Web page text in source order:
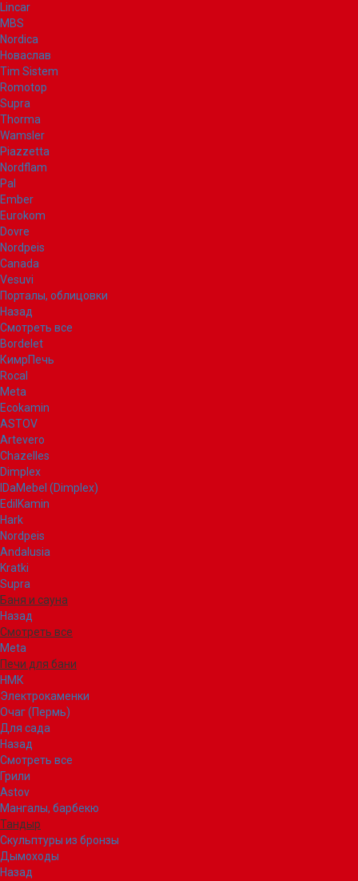
Lincar
MBS
Nordica
Новаслав
Tim Sistem
Romotop
Supra
Thorma
Wamsler
Piazzetta
Nordflam
Pal
Ember
Eurokom
Dovre
Nordpeis
Canada
Vesuvi
Порталы, облицовки
Назад
Смотреть все
Bordelet
КимрПечь
Rocal
Meta
Ecokamin
ASTOV
Artevero
Chazelles
Dimplex
IDaMebel (Dimplex)
EdilKamin
Hark
Nordpeis
Andalusia
Kratki
Supra
Баня и сауна
Назад
Смотреть все
Meta
Печи для бани
НМК
Электрокаменки
Очаг (Пермь)
Для сада
Назад
Смотреть все
Грили
Astov
Мангалы, барбекю
Тандыр
Скульптуры из бронзы
Дымоходы
Назад